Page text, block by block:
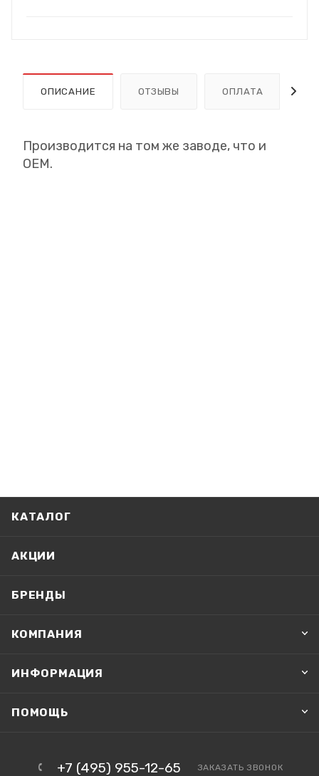
ОПИСАНИЕ ОТЗЫВЫ ОПЛАТА
Производится на том же заводе, что и
OEM.
КАТАЛОГ
АКЦИИ
БРЕНДЫ
КОМПАНИЯ
ИНФОРМАЦИЯ
ПОМОЩЬ
+7 (495) 955-12-65 ЗАКАЗАТЬ ЗВОНОК